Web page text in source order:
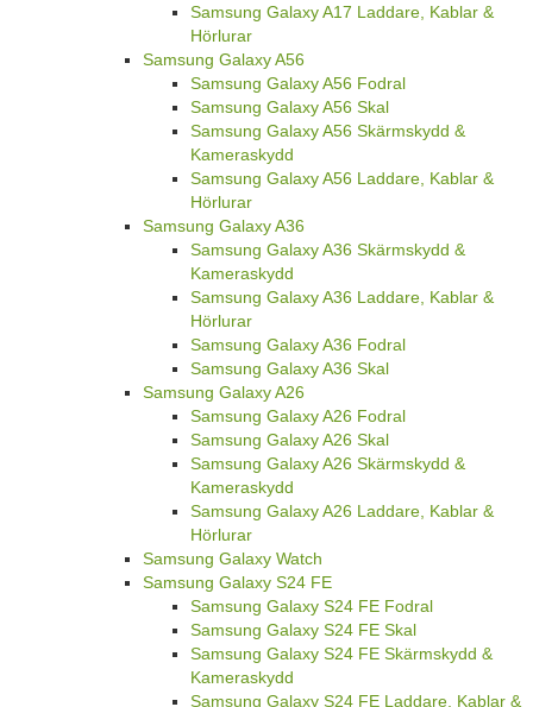
Samsung Galaxy A17 Laddare, Kablar &
Hörlurar
Samsung Galaxy A56
Samsung Galaxy A56 Fodral
Samsung Galaxy A56 Skal
Samsung Galaxy A56 Skärmskydd &
Kameraskydd
Samsung Galaxy A56 Laddare, Kablar &
Hörlurar
Samsung Galaxy A36
Samsung Galaxy A36 Skärmskydd &
Kameraskydd
Samsung Galaxy A36 Laddare, Kablar &
Hörlurar
Samsung Galaxy A36 Fodral
Samsung Galaxy A36 Skal
Samsung Galaxy A26
Samsung Galaxy A26 Fodral
Samsung Galaxy A26 Skal
Samsung Galaxy A26 Skärmskydd &
Kameraskydd
Samsung Galaxy A26 Laddare, Kablar &
Hörlurar
Samsung Galaxy Watch
Samsung Galaxy S24 FE
Samsung Galaxy S24 FE Fodral
Samsung Galaxy S24 FE Skal
Samsung Galaxy S24 FE Skärmskydd &
Kameraskydd
Samsung Galaxy S24 FE Laddare, Kablar &